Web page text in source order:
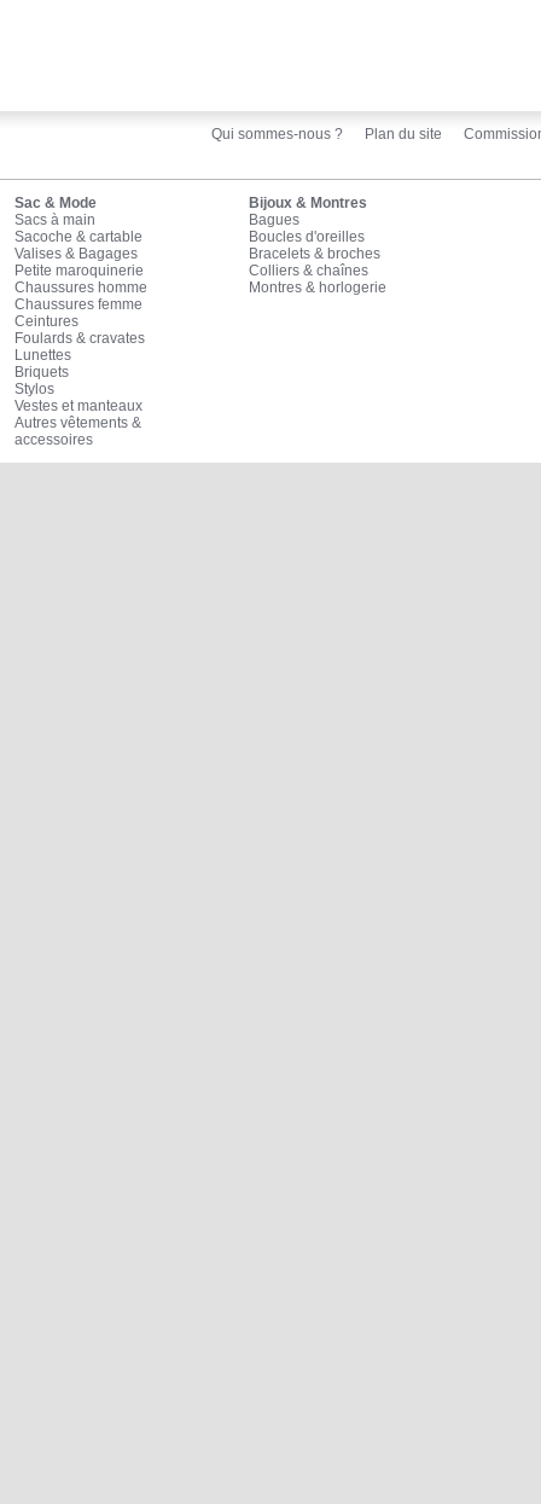
Qui sommes-nous ? Plan du site
Sac & Mode
Sacs à main
Sacoche & cartable
Valises & Bagages
Petite maroquinerie
Chaussures homme
Chaussures femme
Ceintures
Foulards & cravates
Lunettes
Briquets
Stylos
Vestes et manteaux
Autres vêtements &
accessoires
Bijoux & Montres
Bagues
Boucles d'oreilles
Bracelets & broches
Colliers & chaînes
Montres & horlogerie